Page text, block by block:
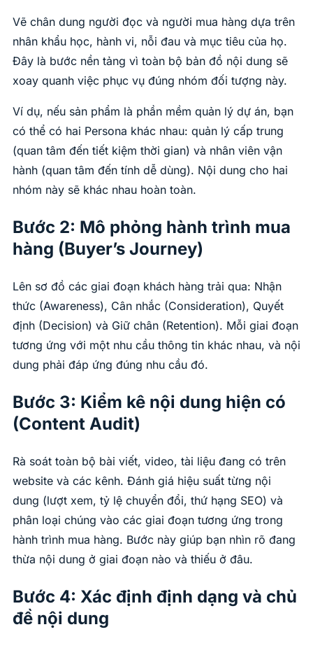
Vẽ chân dung người đọc và người mua hàng dựa trên
nhân khẩu học, hành vi, nỗi đau và mục tiêu của họ.
Đây là bước nền tảng vì toàn bộ bản đồ nội dung sẽ
xoay quanh việc phục vụ đúng nhóm đối tượng này.
Ví dụ, nếu sản phẩm là phần mềm quản lý dự án, bạn
có thể có hai Persona khác nhau: quản lý cấp trung
(quan tâm đến tiết kiệm thời gian) và nhân viên vận
hành (quan tâm đến tính dễ dùng). Nội dung cho hai
nhóm này sẽ khác nhau hoàn toàn.
Bước 2: Mô phỏng hành trình mua
hàng (Buyer’s Journey)
Lên sơ đồ các giai đoạn khách hàng trải qua: Nhận
thức (Awareness), Cân nhắc (Consideration), Quyết
định (Decision) và Giữ chân (Retention). Mỗi giai đoạn
tương ứng với một nhu cầu thông tin khác nhau, và nội
dung phải đáp ứng đúng nhu cầu đó.
Bước 3: Kiểm kê nội dung hiện có
(Content Audit)
Rà soát toàn bộ bài viết, video, tài liệu đang có trên
website và các kênh. Đánh giá hiệu suất từng nội
dung (lượt xem, tỷ lệ chuyển đổi, thứ hạng SEO) và
phân loại chúng vào các giai đoạn tương ứng trong
hành trình mua hàng. Bước này giúp bạn nhìn rõ đang
thừa nội dung ở giai đoạn nào và thiếu ở đâu.
Bước 4: Xác định định dạng và chủ
đề nội dung